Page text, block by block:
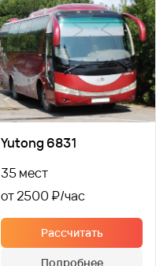
Yutong 6831
35 мест
от 2500 ₽
Рассчитать
Подробнее